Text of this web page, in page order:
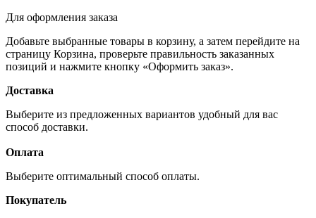
Для оформления заказа
Добавьте выбранные товары в корзину, а затем перейдите на
страницу Корзина, проверьте правильность заказанных
позиций и нажмите кнопку «Оформить заказ».
Доставка
Выберите из предложенных вариантов удобный для вас
способ доставки.
Оплата
Выберите оптимальный способ оплаты.
Покупатель